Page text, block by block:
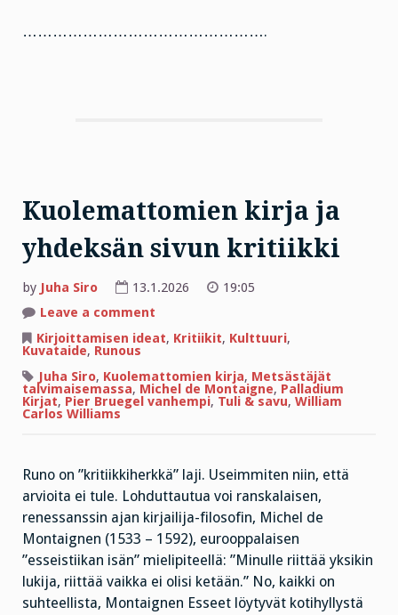
………………………………………….
Kuolemattomien kirja ja
yhdeksän sivun kritiikki
by Juha Siro 13.1.2026
19:05
Leave a comment
kirja
sivun
kritiikki
Kirjoittamisen ideat, Kritiikit, Kulttuuri,
Kuvataide, Runous
Juha Siro, Kuolemattomien kirja, Metsästäjät
talvimaisemassa, Michel de Montaigne, Palladium
Kirjat, Pier Bruegel vanhempi, Tuli & savu, William
Carlos Williams
Runo on ”kritiikkiherkkä” laji. Useimmiten niin, että
arvioita ei tule. Lohduttautua voi ranskalaisen,
renessanssin ajan kirjailija-filosofin, Michel de
Montaignen (1533 – 1592), eurooppalaisen
”esseistiikan isän” mielipiteellä: ”Minulle riittää yksikin
lukija, riittää vaikka ei olisi ketään.” No, kaikki on
suhteellista, Montaignen Esseet löytyvät kotihyllystä